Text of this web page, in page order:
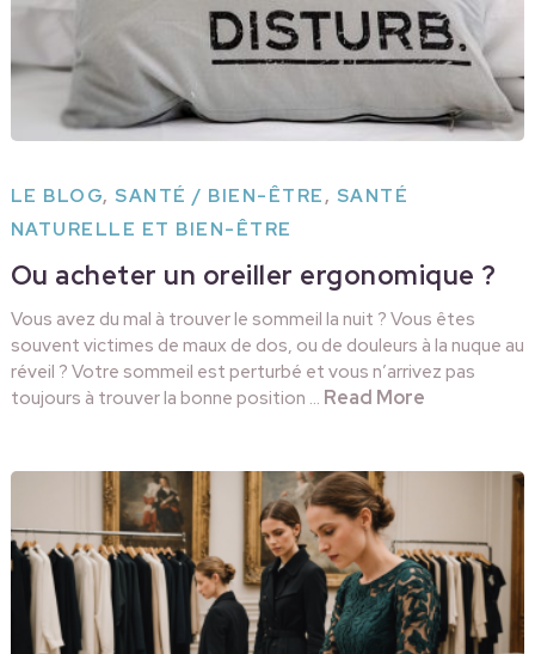
LE BLOG, SANTÉ / BIEN-ÊTRE , SANTÉ
NATURELLE ET BIEN-ÊTRE
Ou acheter un oreiller ergonomique ?
Vous avez du mal à trouver le sommeil la nuit ? Vous êtes
souvent victimes de maux de dos, ou de douleurs à la nuque au
réveil ? Votre sommeil est perturbé et vous n’arrivez pas
toujours à trouver la bonne position … Read More